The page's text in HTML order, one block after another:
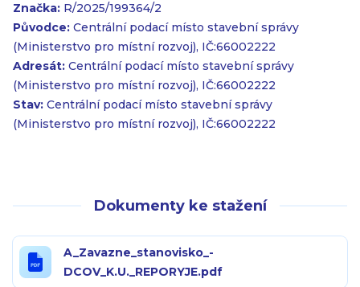
Značka: R/2025/199364/2
Původce: Centrální podací místo stavební správy
(Ministerstvo pro místní rozvoj), IČ:66002222
Adresát: Centrální podací místo stavební správy
(Ministerstvo pro místní rozvoj), IČ:66002222
Stav: Centrální podací místo stavební správy
(Ministerstvo pro místní rozvoj), IČ:66002222
Dokumenty ke stažení
A_Zavazne_stanovisko_-
DCOV_K.U._REPORYJE.pdf